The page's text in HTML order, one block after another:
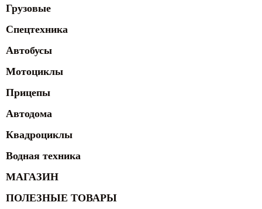
Грузовые
Спецтехника
Автобусы
Мотоциклы
Прицепы
Автодома
Квадроциклы
Водная техника
МАГАЗИН
ПОЛЕЗНЫЕ ТОВАРЫ